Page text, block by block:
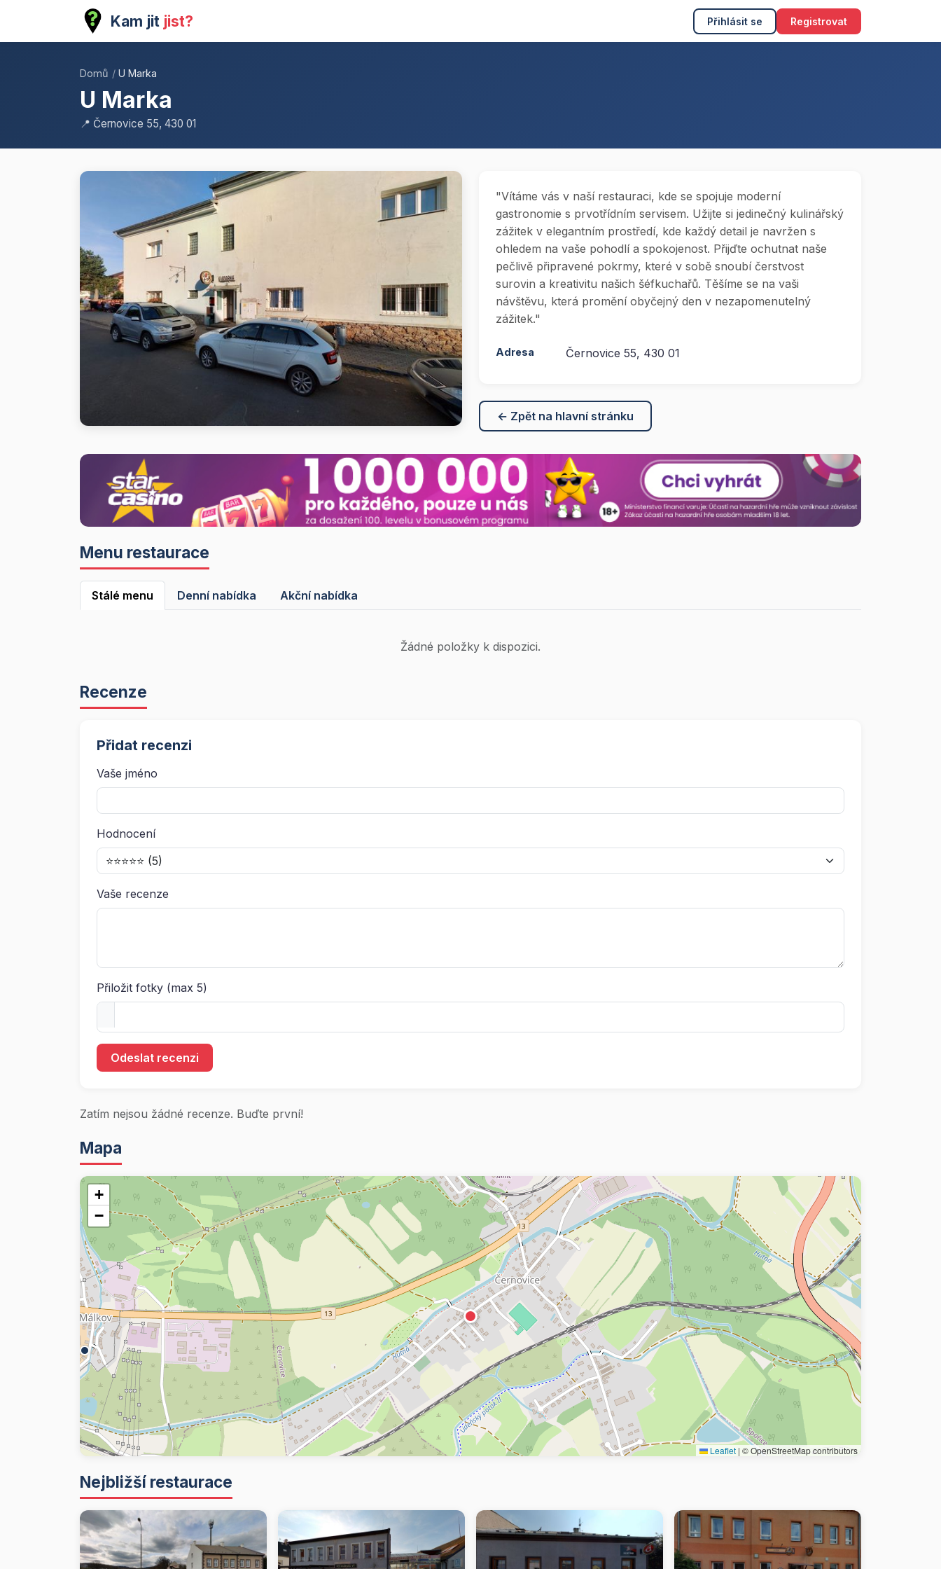
Kam jit jist? Přihlásit se Registrovat
Domů / U Marka
U Marka
📍 Černovice 55, 430 01
"Vítáme vás v naší restauraci, kde se spojuje moderní
gastronomie s prvotřídním servisem. Užijte si jedinečný kulinářský
zážitek v elegantním prostředí, kde každý detail je navržen s
ohledem na vaše pohodlí a spokojenost. Přijďte ochutnat naše
pečlivě připravené pokrmy, které v sobě snoubí čerstvost
surovin a kreativitu našich šéfkuchařů. Těšíme se na vaši
návštěvu, která promění obyčejný den v nezapomenutelný
zážitek."
Adresa Černovice 55, 430 01
← Zpět na hlavní stránku
Menu restaurace
Stálé menu Denní nabídka Akční nabídka
Žádné položky k dispozici.
Recenze
Přidat recenzi
Vaše jméno
Hodnocení
Vaše recenze
Přiložit fotky (max 5)
Odeslat recenzi
Zatím nejsou žádné recenze. Buďte první!
Mapa
+
−
Leaflet | © OpenStreetMap contributors
Nejbližší restaurace